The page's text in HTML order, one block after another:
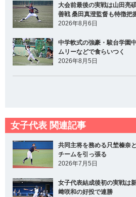
大会前最後の実戦は山田亮
善戦 桑田真澄監督も特徴把
2026年8月6日
中学軟式の強豪・駿台学園
ムリーなどで食らいつく
2026年8月5日
女子代表 関連記事
共同主将を務める只埜榛奈
チームを引っ張る
2026年7月5日
女子代表結成後初の実戦は
﨑咲和の好投で連勝